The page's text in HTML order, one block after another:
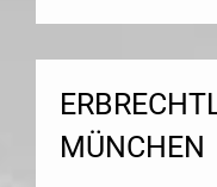
MÜNCHEN